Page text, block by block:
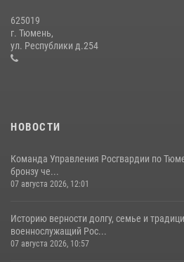
Сотрудники тюменского СОБР "Сова"
десантирования на Урале
16 июля 2026, 10:42
625019
г. Тюмень,
ул. Республики д.254
НОВОСТИ
Команда Управления Росгвардии по
бронзу че...
07 августа 2026, 12:01
Историю верности долгу, семье и
военнослужащий Рос...
07 августа 2026, 10:57